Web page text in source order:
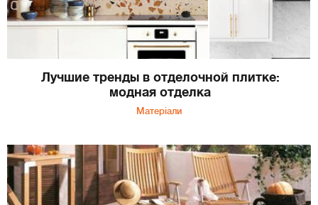
Лучшие тренды в отделочной плитке:
модная отделка
Матеріали